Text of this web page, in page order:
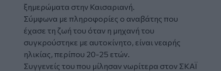
ξημερώματα στην Καισαριανή.
Σύμφωνα με πληροφορίες ο αναβάτης που
έχασε τη ζωή του όταν η μηχανή του
συγκρούστηκε με αυτοκίνητο, είναι νεαρής
ηλικίας, περίπου 20-25 ετών.
Συγγενείς του που μίλησαν νωρίτερα στον ΣΚΑΪ